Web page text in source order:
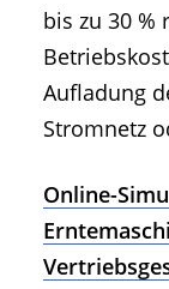
bis zu 30 %
Aufladung
Stromnetz
Online-